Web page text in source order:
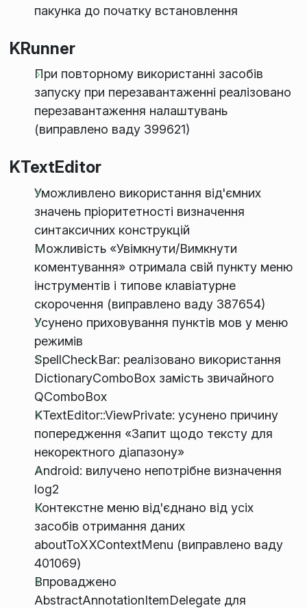
пакунка до початку встановлення
KRunner
При повторному використанні засобів
запуску при перезавантаженні реалізовано
перезавантаження налаштувань
(виправлено ваду 399621)
KTextEditor
Уможливлено використання від'ємних
значень пріоритетності визначення
синтаксичних конструкцій
Можливість «Увімкнути/Вимкнути
коментування» отримала свій пункту меню
інструментів і типове клавіатурне
скорочення (виправлено ваду 387654)
Усунено приховування пунктів мов у меню
режимів
SpellCheckBar: реалізовано використання
DictionaryComboBox замість звичайного
QComboBox
KTextEditor::ViewPrivate: усунено причину
попередження «Запит щодо тексту для
некоректного діапазону»
Android: вилучено непотрібне визначення
log2
Контекстне меню від'єднано від усіх
засобів отримання даних
aboutToXXContextMenu (виправлено ваду
401069)
Впроваджено
AbstractAnnotationItemDelegate для